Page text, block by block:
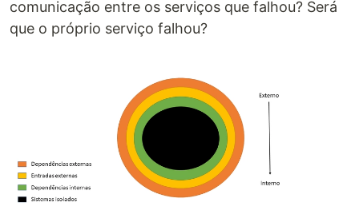
comunicação entre os serviços que falhou? Será
que o próprio serviço falhou?